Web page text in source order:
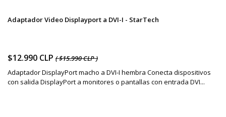
Adaptador Video Displayport a DVI-I - StarTech
$12.990 CLP ( $15.990 CLP )
Adaptador DisplayPort macho a DVI-I hembra Conecta dispositivos
con salida DisplayPort a monitores o pantallas con entrada DVI...